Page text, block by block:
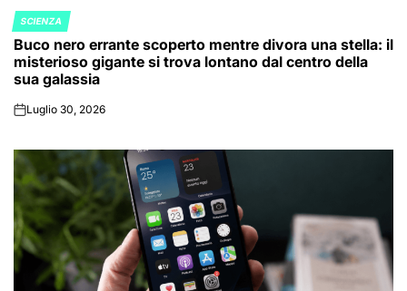
POSTED
IN
SCIENZA
Buco nero errante scoperto mentre divora una stella: il
misterioso gigante si trova lontano dal centro della
sua galassia
onLuglio 30, 2026